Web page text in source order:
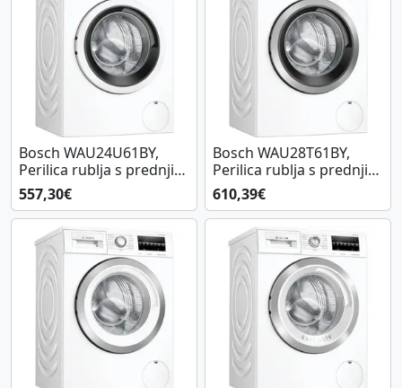
Bosch WAU24U61BY,
Perilica rublja s prednjim
punjenjem
557,30€
Bosch WAU28T61BY,
Perilica rublja s prednjim
punjenjem
610,39€